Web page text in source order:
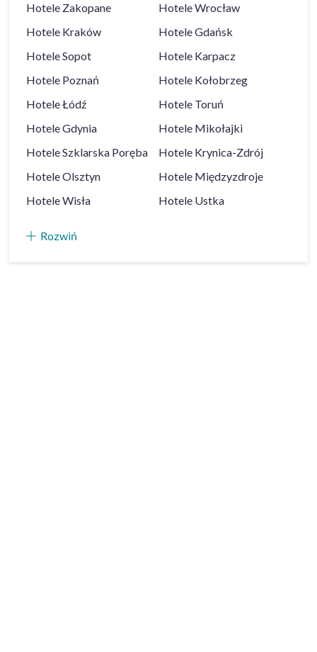
Hotele Zakopane HoteleWrocław
Hotele Kraków HoteleGdańsk
HoteleSopot Hotele Karpacz
Hotele Poznań Hotele Kołobrzeg
HoteleŁódź Hotele Toruń
HoteleGdynia Hotele Mikołajki
HoteleSzklarska Poręba Hotele Krynica-Zdrój
HoteleOlsztyn Hotele Międzyzdroje
HoteleWisła Hotele Ustka
Rozwiń